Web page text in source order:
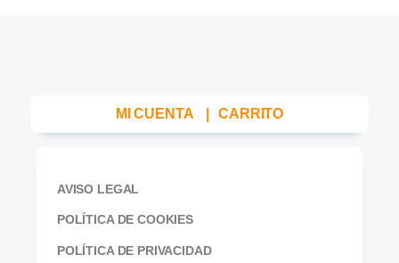
MI CUENTA CARRITO
AVISO LEGAL
POLÍTICA DE COOKIES
POLÍTICA DE PRIVACIDAD